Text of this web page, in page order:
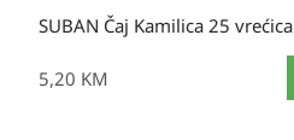
SUBAN Čaj Kamilica 25 vrećica
5,20 KM